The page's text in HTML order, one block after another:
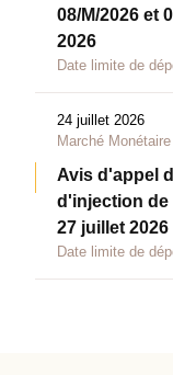
08/M/2026 et
2026
Date limite de
24 juillet 2026
Marché Monétaire
Avis d'appel
d'injection de
27 juillet 2026
Date limite de